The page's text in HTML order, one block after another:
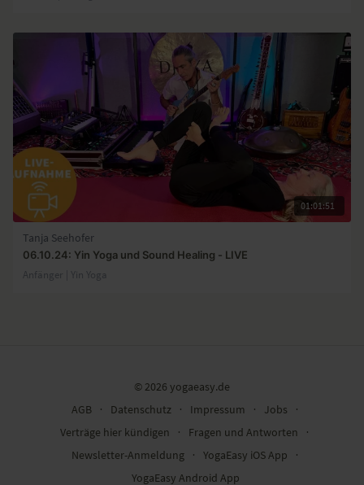
01:01:51
Tanja Seehofer
06.10.24: Yin Yoga und Sound Healing - LIVE
Anfänger | Yin Yoga
© 2026 yogaeasy.de
AGB
∙ Datenschutz ∙ Impressum ∙ Jobs
∙
Verträge hier kündigen
∙ Fragen und Antworten
∙
Newsletter-Anmeldung
∙ YogaEasy iOS App
∙
YogaEasy Android App